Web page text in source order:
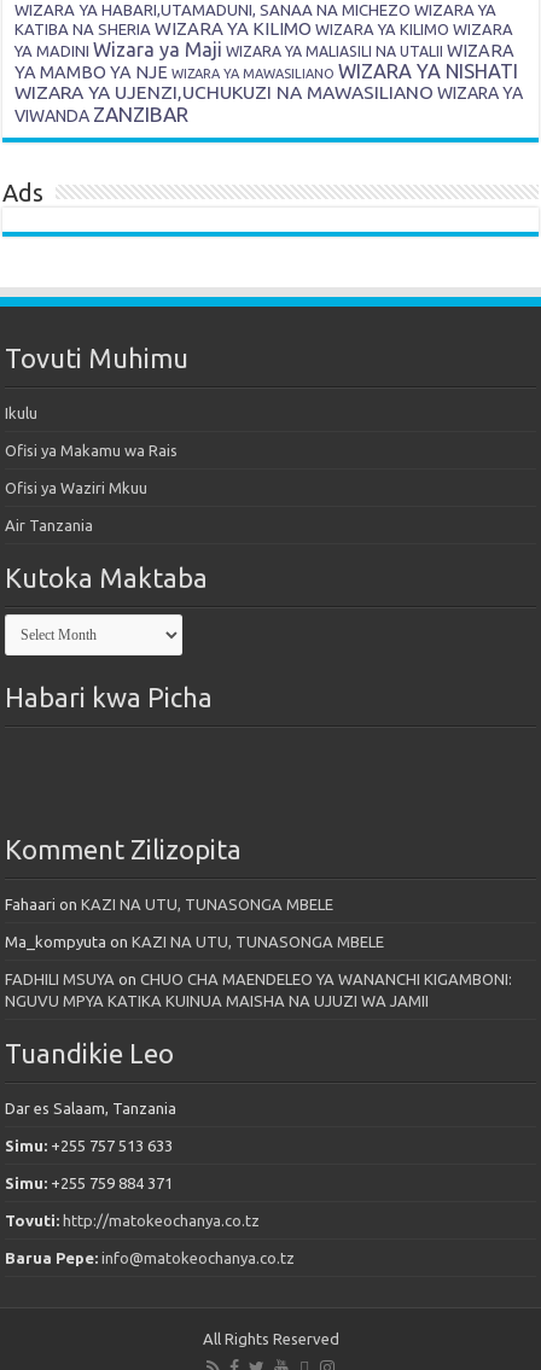
WIZARA YA HABARI,UTAMADUNI, SANAA NA MICHEZO WIZARA YA
KATIBA NA SHERIA WIZARA YA KILIMO WIZARA YA KILIMO WIZARA
YA MADINI Wizara ya Maji WIZARA YA MALIASILI NA UTALII
WIZARA
YA MAMBO YA NJE WIZARA YA MAWASILIANO WIZARA YA NISHATI
WIZARA YA UJENZI,UCHUKUZI NA MAWASILIANO WIZARA YA
VIWANDA ZANZIBAR
Ads
Tovuti Muhimu
Ikulu
Ofisi ya Makamu wa Rais
Ofisi ya Waziri Mkuu
Air Tanzania
Kutoka Maktaba
Kutoka
Maktaba
Habari kwa Picha
Komment Zilizopita
Fahaari onKAZI NA UTU, TUNASONGA MBELE
Ma_kompyuta onKAZI NA UTU, TUNASONGA MBELE
FADHILI MSUYA onCHUO CHA MAENDELEO YA WANANCHI KIGAMBONI:
NGUVU MPYA KATIKA KUINUA MAISHA NA UJUZI WA JAMII
Tuandikie Leo
Dar es Salaam, Tanzania
Simu: +255 757 513 633
Simu: +255 759 884 371
Tovuti: http://matokeochanya.co.tz
Barua Pepe:info@matokeochanya.co.tz
All Rights Reserved